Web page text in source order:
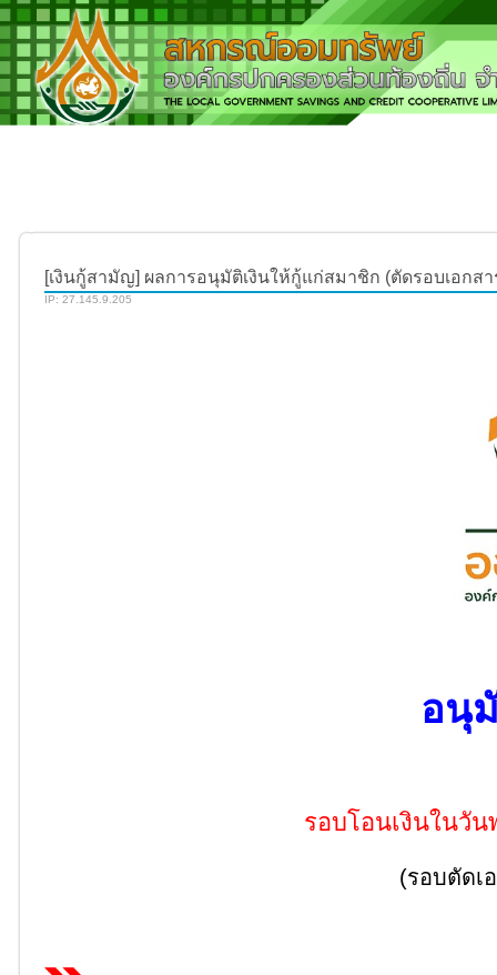
[เงินกู้สามัญ] ผลการอนุมัติเงินให้กู้แก่สมาชิก (ตัดรอบเอกส
IP: 27.145.9.205
อนุ
รอบโอนเงินในวั
(รอบตัดเ